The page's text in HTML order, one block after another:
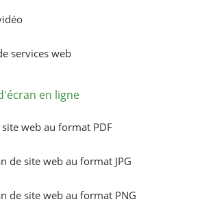
services web
en ligne
web au format PDF
de site web au format JPG
de site web au format PNG